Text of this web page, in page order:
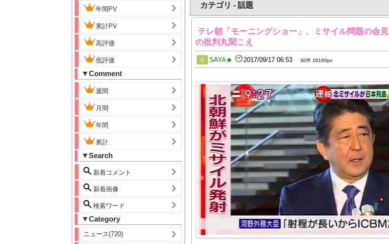
年間PV
累計PV
高評価
低評価
▼Comment
週間
月間
年間
累計
▼Search
新着コメント
新着画像
検索ワード
▼Category
ニュース(720)
カテゴリ - 話題
テレ朝「モーニングショー」、ミサイル問題の会
の批判丸聞こえ
0 SAYA★ 2017/09/17 06:53 30件 16160pv